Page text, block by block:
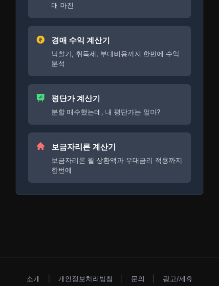
매 마진
경매 수익 계산기
낙찰가, 취득세, 부대비용까지 한번에 수익
분석
평단가 계산기
분할 매수했는데, 내 평단가는 얼마?
보금자리론 계산기
보금자리론 월 상환액과 우대금리 적용까지
한번에
소개 개인정보처리방침 문의 광고/제휴